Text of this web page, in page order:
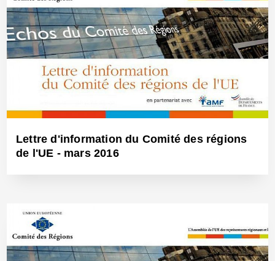
8 Juin 2016 - Réf: BW23643
Lettre d'information du Comité des régions
de l'UE - mars 2016
5 Avr 2016 - Réf: BW14523